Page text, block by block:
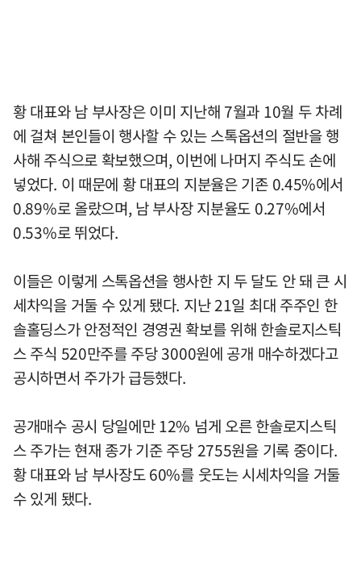
황 대표와 남 부사장은 이미 지난해 7월과 10월 두 차례
에 걸쳐 본인들이 행사할 수 있는 스톡옵션의 절반을 행
사해 주식으로 확보했으며, 이번에 나머지 주식도 손에
넣었다. 이 때문에 황 대표의 지분율은 기존 0.45%에서
0.89%로 올랐으며, 남 부사장 지분율도 0.27%에서
0.53%로 뛰었다.
이들은 이렇게 스톡옵션을 행사한 지 두 달도 안 돼 큰 시
세차익을 거둘 수 있게 됐다. 지난 21일 최대 주주인 한
솔홀딩스가 안정적인 경영권 확보를 위해 한솔로지스틱
스 주식 520만주를 주당 3000원에 공개 매수하겠다고
공시하면서 주가가 급등했다.
공개매수 공시 당일에만 12% 넘게 오른 한솔로지스틱
스 주가는 현재 종가 기준 주당 2755원을 기록 중이다.
황 대표와 남 부사장도 60%를 웃도는 시세차익을 거둘
수 있게 됐다.